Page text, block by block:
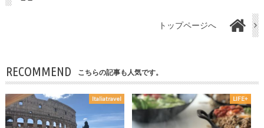
トップページへ
RECOMMEND こちらの記事も人気です。
Italiatravel LIFE+